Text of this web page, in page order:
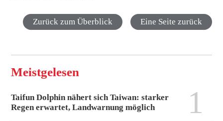
Zurück zum Überblick Eine Seite zurück
Meistgelesen
Taifun Dolphin nähert sich Taiwan: starker
Regen erwartet, Landwarnung möglich
1